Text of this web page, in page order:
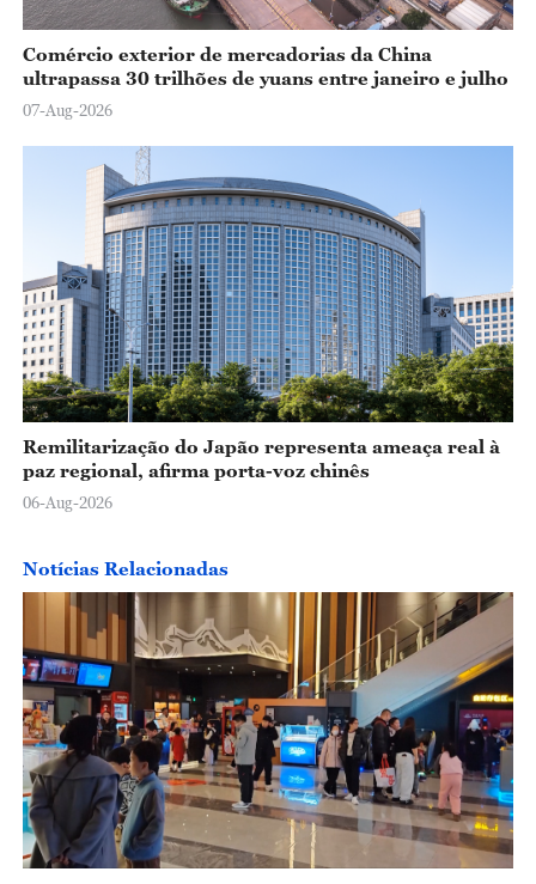
Comércio exterior de mercadorias da China
ultrapassa 30 trilhões de yuans entre janeiro e julho
07-Aug-2026
Remilitarização do Japão representa ameaça real à
paz regional, afirma porta-voz chinês
06-Aug-2026
Notícias Relacionadas